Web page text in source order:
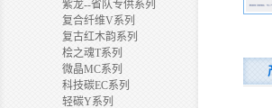
紫龙--省队专供系列
复合纤维V系列
复古红木韵系列
桧之魂T系列
微晶MC系列
科技碳EC系列
轻碳Y系列